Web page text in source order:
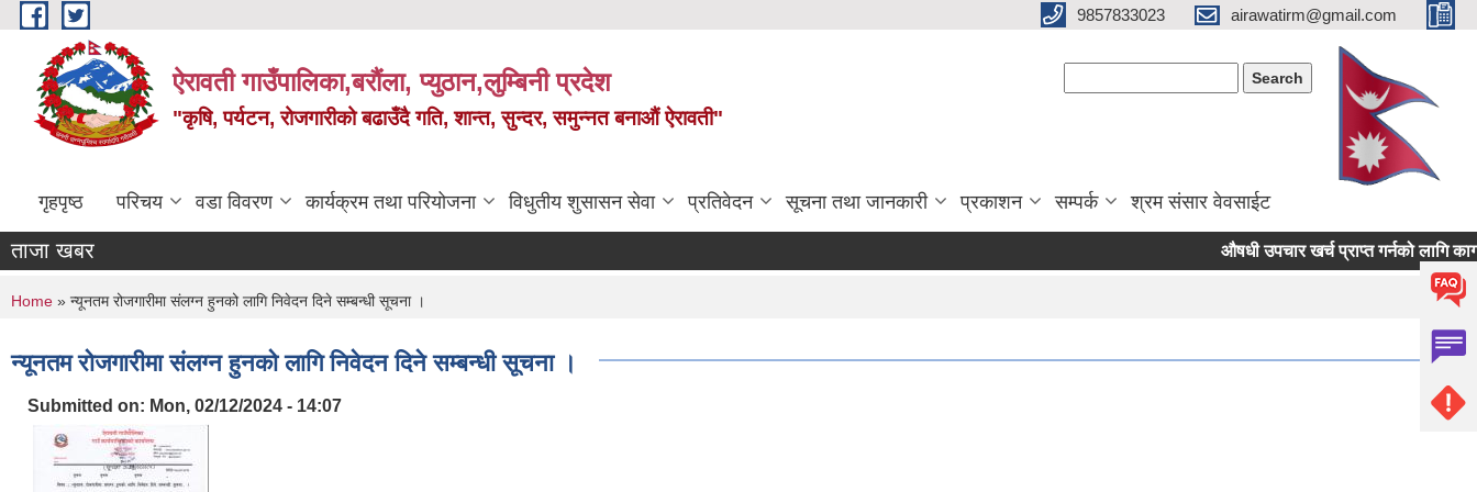
Skip to main content 9857833023 airawatirm@gmail.com
ऐरावती गाउँपालिका,बरौंला, प्युठान,लुम्बिनी प्रदेश
"कृषि, पर्यटन, रोजगारीको बढाउँदै गति, शान्त, सुन्दर, समुन्नत बनाऔं ऐरावती"
गृहपृष्ठ परिचय वडा विवरण कार्यक्रम तथा परियोजना विधुतीय शुसासन सेवा प्रतिवेदन सूचना तथा जानकारी प्रकाशन सम्पर्क श्रम संसार वेवसाईट
ताजा खबर औषधी उपचार खर्च प्राप्त गर्नको लागि
You are here
Home » न्यूनतम रोजगारीमा संलग्न हुनको लागि निवेदन दिने सम्बन्धी सूचना ।
न्यूनतम रोजगारीमा संलग्न हुनको लागि निवेदन दिने सम्बन्धी सूचना ।
Submitted on: Mon, 02/12/2024 - 14:07